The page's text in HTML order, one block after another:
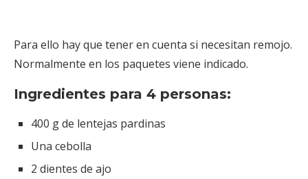
Para ello hay que tener en cuenta si necesitan remojo.
Normalmente en los paquetes viene indicado.
Ingredientes para 4 personas:
400 g de lentejas pardinas
Una cebolla
2 dientes de ajo